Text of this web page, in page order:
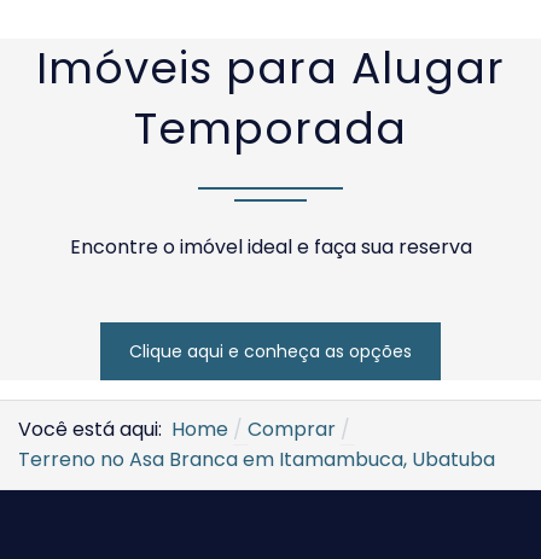
Imóveis para Alugar
Temporada
Encontre o imóvel ideal e faça sua reserva
Clique aqui e conheça as opções
Você está aqui: Home
Comprar
Terreno no Asa Branca em Itamambuca, Ubatuba